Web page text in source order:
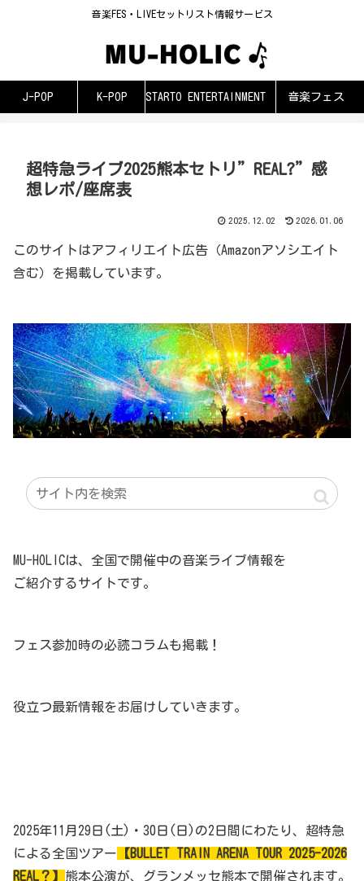
音楽FES・LIVEセットリスト情報サービス
J-POP K-POP STARTO ENTERTAINMENT 音楽フェス
超特急ライブ2025熊本セトリ”REAL?”感
想レポ/座席表
2025.12.02 2026.01.06
このサイトはアフィリエイト広告（Amazonアソシエイト
含む）を掲載しています。
MU-HOLICは、全国で開催中の音楽ライブ情報を
ご紹介するサイトです。
フェス参加時の必読コラムも掲載！
役立つ最新情報をお届けしていきます。
2025年11月29日(土)・30日(日)の2日間にわたり、超特急
による全国ツアー 【BULLET TRAIN ARENA TOUR 2025-2026
REAL？】 熊本公演が、グランメッセ熊本で開催されます。